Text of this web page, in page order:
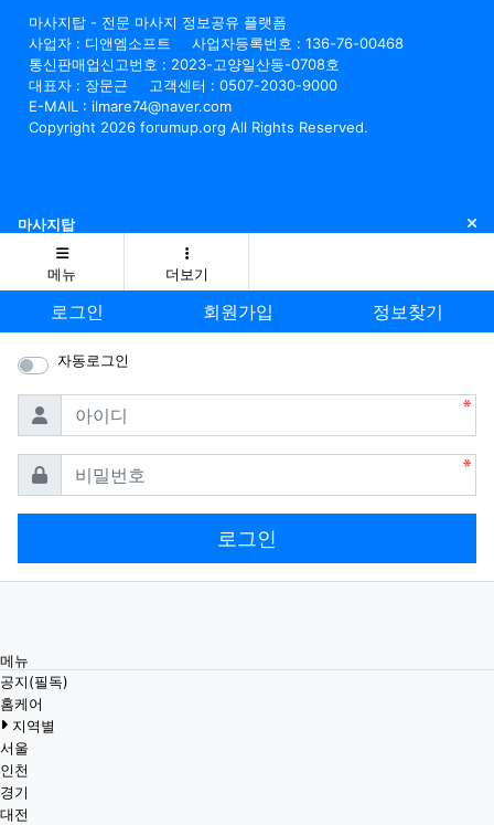
마사지탑 - 전문 마사지 정보공유 플랫폼
사업자 : 디앤엠소프트
사업자등록번호 : 136-76-00468
통신판매업신고번호 : 2023-고양일산동-0708호
대표자 : 장문근
고객센터 : 0507-2030-9000
E-MAIL : ilmare74@naver.com
Copyright 2026 forumup.org All Rights Reserved.
마사지탑 닫
메뉴 더보기
로그인 회원가입 정보찾기
자동로그인
아이디
비밀번호
로그인
메뉴
공지(필독)
홈케어
지역별
서울
인천
경기
대전